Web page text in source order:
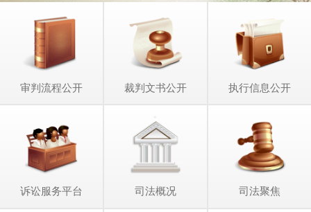
审判流程公开 裁判文书公开 执行信息公开
诉讼服务平台 司法概况 司法聚焦